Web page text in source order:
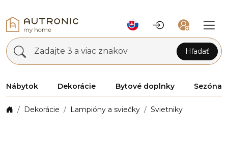
Zadajte 3 a viac znakov Hľadať
Nábytok Dekorácie Bytové doplnky Sezóna
Dekorácie Lampióny a sviečky Svietniky